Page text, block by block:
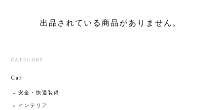
出品されている商品がありません。
CATEGORY
Car
安全・快適装備
インテリア